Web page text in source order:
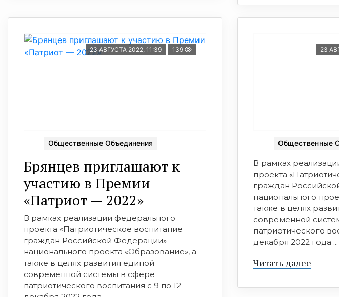
23 АВГУСТА 2022, 11:39 139
Общественные Объединения
Брянцев приглашают к
участию в Премии
«Патриот — 2022»
В рамках реализации федерального
проекта «Патриотическое воспитание
граждан Российской Федерации»
национального проекта «Образование», а
также в целях развития единой
современной системы в сфере
патриотического воспитания с 9 по 12
23
Общественные
В рамках
проекта
граждан
национального
также в целях
современной
патриотического
декабря 2022 года ...
Читать далее